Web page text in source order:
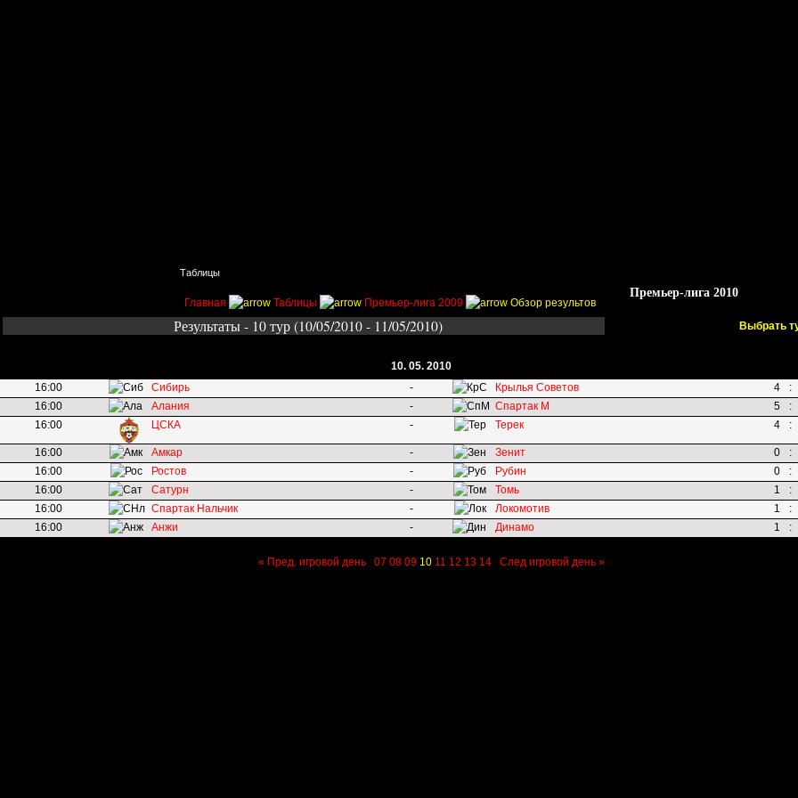
Таблицы
Главная Таблицы Премьер-лига 2009 Обзор результов
Премьер-лига 2010
Результаты - 10 тур (10/05/2010 - 11/05/2010) Выбрать
10. 05. 2010
16:00
Сибирь - Крылья Советов 4 :
16:00
Алания - Спартак М 5 :
16:00
ЦСКА - Терек 4 :
16:00 Амкар - Зенит 0 :
16:00
Ростов - Рубин 0 :
16:00
Сатурн - Томь 1 :
16:00
Спартак Нальчик - Локомотив 1 :
16:00
Анжи - Динамо 1 :
« Пред. игровой день 07 08 09 10 11 12 13 14 След игровой день »